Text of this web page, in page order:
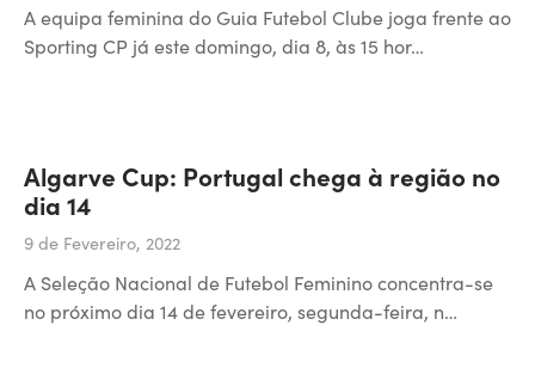
A equipa feminina do Guia Futebol Clube joga frente ao
Sporting CP já este domingo, dia 8, às 15 hor…
Algarve Cup: Portugal chega à região no
dia 14
9 de Fevereiro, 2022
A Seleção Nacional de Futebol Feminino concentra-se
no próximo dia 14 de fevereiro, segunda-feira, n…